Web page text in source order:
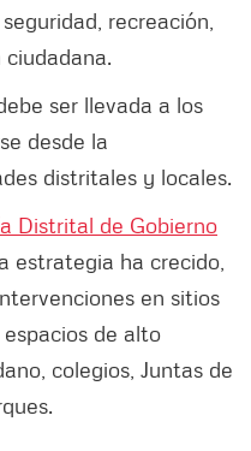
recreación,
ser llevada a los
desde la
distritales y locales.
Distrital de Gobierno
estrategia ha crecido,
en sitios
de alto
colegios, Juntas de